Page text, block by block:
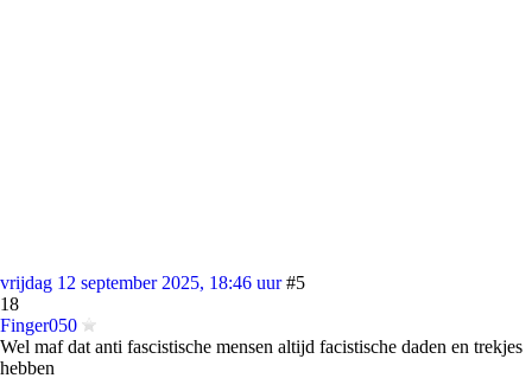
vrijdag 12 september 2025, 18:46 uur #5
18
Finger050
Wel maf dat anti fascistische mensen altijd facistische daden en trekjes
hebben